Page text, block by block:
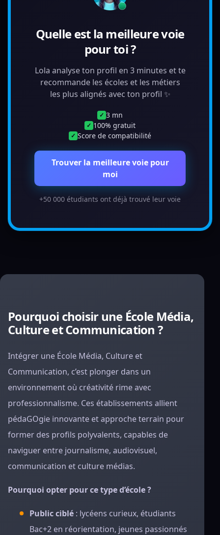
Quelle est la meilleure voie
pour toi ?
Lola analyse ton profil en 3 minutes et te
recommande les écoles et les métiers
les plus alignés avec ton profil ✨
✓ 3 mn
✓ 100% gratuit
✓ Score de compatibilité
Trouver la meilleure voie pour
moi
+50 000 étudiants ont déjà trouvé leur voie
Pourquoi choisir une École Média,
Culture et Communication ?
Intégrer une École Média, Culture et
Communication, c’est plonger dans un
environnement où créativité rime avec
professionnalisme. Ces établissements allient
pédaGOgie innovante et approche terrain pour
former des profils polyvalents, capables de
naviguer entre journalisme, audiovisuel,
communication et culture médias.
Pourquoi opter pour ce type d’école ?
Public ciblé : lycéens curieux, étudiants
Bac+2 en réorientation, jeunes passionnés